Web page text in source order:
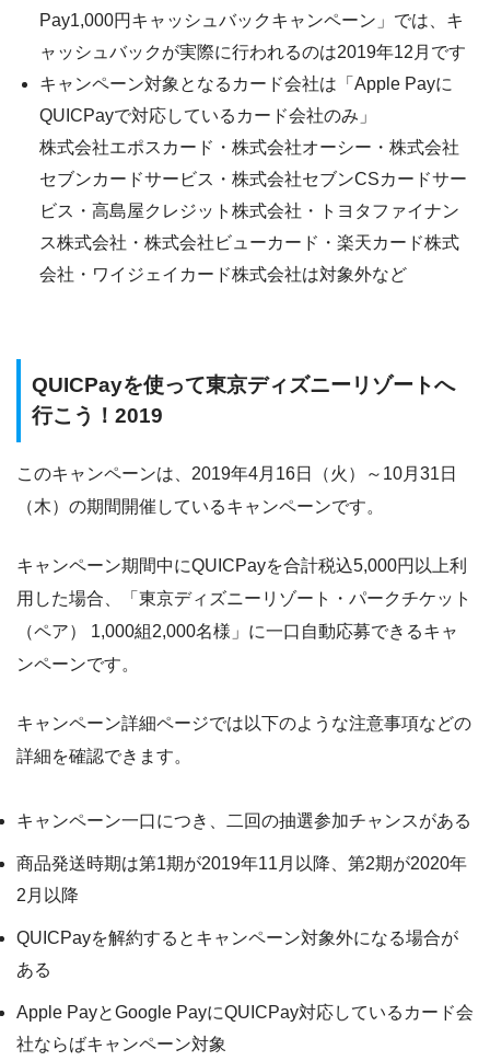
Pay1,000円キャッシュバックキャンペーン」では、キ
ャッシュバックが実際に行われるのは2019年12月です
キャンペーン対象となるカード会社は「Apple Payに
QUICPayで対応しているカード会社のみ」
株式会社エポスカード・株式会社オーシー・株式会社
セブンカードサービス・株式会社セブンCSカードサー
ビス・高島屋クレジット株式会社・トヨタファイナン
ス株式会社・株式会社ビューカード・楽天カード株式
会社・ワイジェイカード株式会社は対象外など
QUICPayを使って東京ディズニーリゾートへ
行こう！2019
このキャンペーンは、2019年4月16日（火）～10月31日
（木）の期間開催しているキャンペーンです。
キャンペーン期間中にQUICPayを合計税込5,000円以上利
用した場合、「東京ディズニーリゾート・パークチケット
（ペア） 1,000組2,000名様」に一口自動応募できるキャ
ンペーンです。
キャンペーン詳細ページでは以下のような注意事項などの
詳細を確認できます。
キャンペーン一口につき、二回の抽選参加チャンスがある
商品発送時期は第1期が2019年11月以降、第2期が2020年
2月以降
QUICPayを解約するとキャンペーン対象外になる場合が
ある
Apple PayとGoogle PayにQUICPay対応しているカード会
社ならばキャンペーン対象